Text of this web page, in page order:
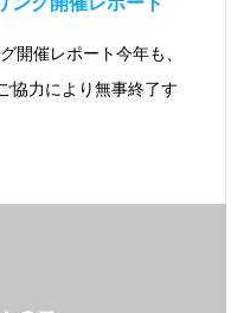
開催レポート今年も、
協力により無事終了す